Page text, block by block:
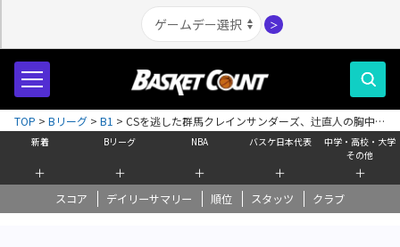
＞
新着
＋
Bリーグ
＋
NBA
＋
バスケ日本代表
＋
中学・高校・大学
その他
＋
スコア デイリーサマリー 順位 スタッツ クラブ
TOP > Bリーグ > B1 > CSを逃した群馬クレインサンダーズ、辻直人の胸中
（後編）「やり切ったという感覚は全くない」シーズンを経て、飛躍の2年目